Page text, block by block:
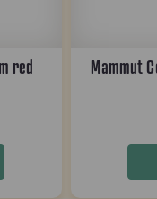
red
Mammut